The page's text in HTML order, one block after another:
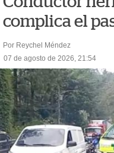
complica el
Por Reychel Méndez
07 de agosto de 2026, 21:54